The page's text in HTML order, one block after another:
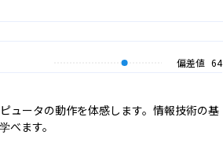
偏差値 64
ュータの動作を体感します。情報技術の基
ます。